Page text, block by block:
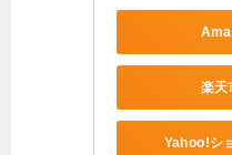
楽天
Yahoo!シ